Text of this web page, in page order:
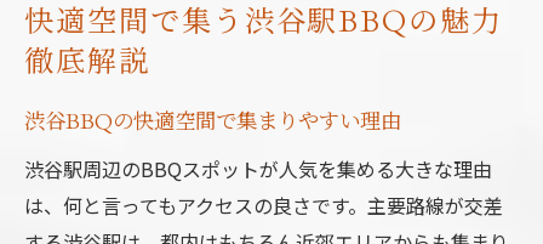
快適空間で集う渋谷駅BBQの魅力
徹底解説
渋谷BBQの快適空間で集まりやすい理由
渋谷駅周辺のBBQスポットが人気を集める大きな理由
は、何と言ってもアクセスの良さです。主要路線が交差